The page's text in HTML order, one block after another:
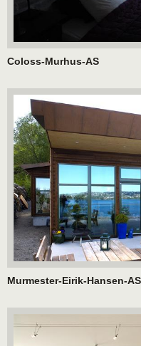
Coloss-Murhus-AS
Murmester-Eirik-Hansen-AS